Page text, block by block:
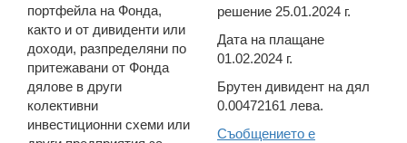
портфейла на Фонда,
както и от дивиденти или
доходи, разпределяни по
притежавани от Фонда
дялове в други
колективни
инвестиционни схеми или
решение 25.01.2024 г.
Дата на плащане
01.02.2024 г.
Брутен дивидент на дял
0.00472161 лева.
Съобщението е